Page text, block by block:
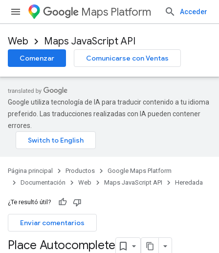
Maps Platform Acceder
Web Maps JavaScript API
Comenzar Comunicarse con Ventas
Google utiliza tecnología de IA para traducir contenido a tu idioma
preferido. Las traducciones realizadas con IA pueden contener
errores.
Página principal Productos
Google Maps Platform
Documentación
Web Maps JavaScript API Heredada
¿Te resultó útil?
Enviar comentarios
Place Autocomplete